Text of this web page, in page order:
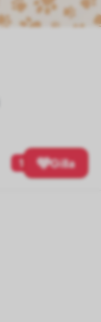
1 Gilla